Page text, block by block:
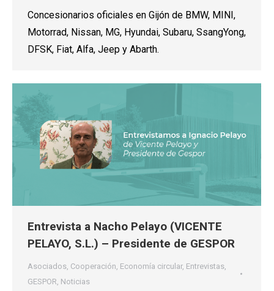
Concesionarios oficiales en Gijón de BMW, MINI,
Motorrad, Nissan, MG, Hyundai, Subaru, SsangYong,
DFSK, Fiat, Alfa, Jeep y Abarth.
Entrevista a Nacho Pelayo (VICENTE
PELAYO, S.L.) – Presidente de GESPOR
Asociados, Cooperación, Economía circular, Entrevistas,
GESPOR, Noticias